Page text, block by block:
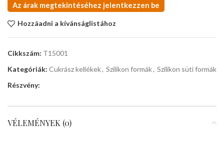
Az árak megtekintéséhez jelentkezzen be
Hozzáadni a kívánságlistához
Cikkszám: T15001
Kategóriák: Cukrász kellékek, Szilikon formák, Szilikon süti formák
Részvény:
VÉLEMÉNYEK (0)